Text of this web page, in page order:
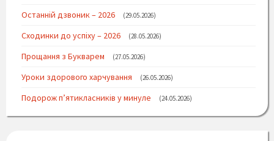
Останній дзвоник – 2026 29.05.2026
Сходинки до успіху – 2026 28.05.2026
Прощання з Букварем 27.05.2026
Уроки здорового харчування 26.05.2026
Подорож п’ятикласників у минуле 24.05.2026